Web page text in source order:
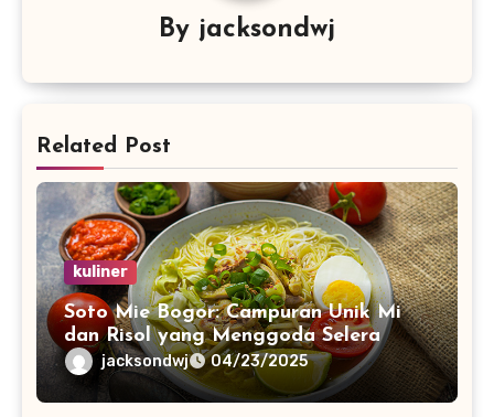
By jacksondwj
Related Post
kuliner
Soto Mie Bogor: Campuran Unik Mi
dan Risol yang Menggoda Selera
jacksondwj 04/23/2025